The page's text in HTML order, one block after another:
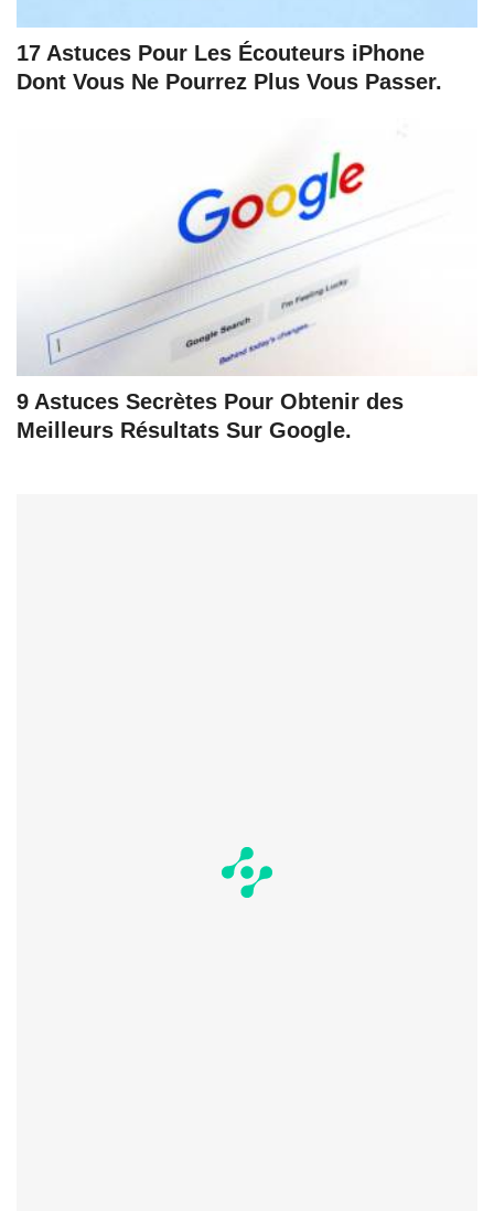
17 Astuces Pour Les Écouteurs iPhone
Dont Vous Ne Pourrez Plus Vous Passer.
9 Astuces Secrètes Pour Obtenir des
Meilleurs Résultats Sur Google.